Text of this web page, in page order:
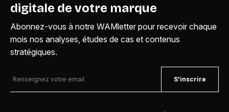
digitale de votre marque
Abonnez-vous à notre WAMletter pour recevoir chaque
mois nos analyses, études de cas et contenus
stratégiques.
S'inscrire